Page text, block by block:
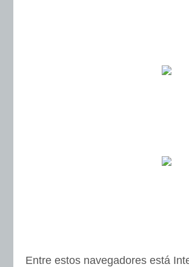
Entre estos navegadores está